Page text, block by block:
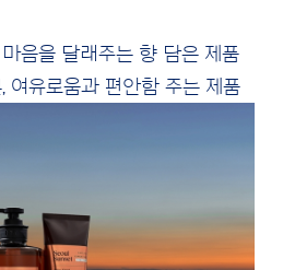
음을 달래주는 향 담은 제품
여유로움과 편안함 주는 제품